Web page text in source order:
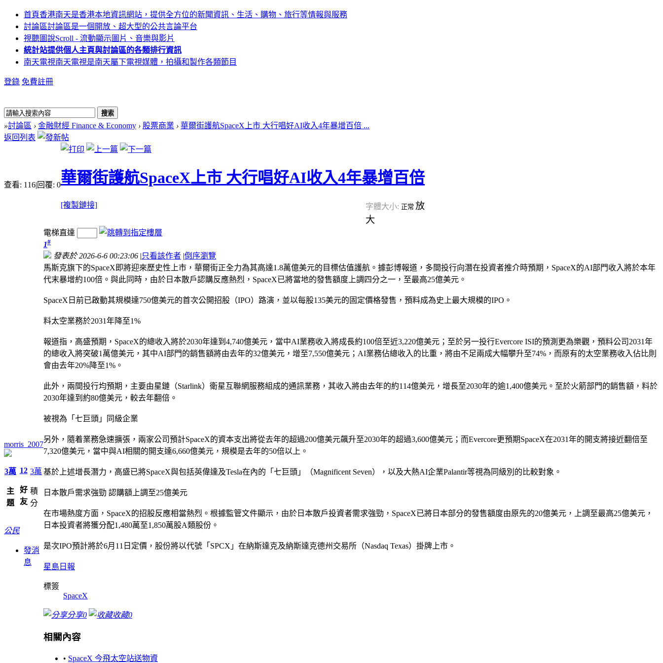
首頁香港南天是香港本地資訊網站，提供全方位的新聞資訊、生活、購物、旅行等情報與服務
討論區討論區是一個開放、超大型的公共言論平台
視聽圖說Scroll - 流動顯示圖片、音樂與影片
統計站提供個人主頁與討論區的各類排行資訊
南天電視南天電視是南天屬下電視媒體，拍攝和製作各類節目
登錄 免費註冊
搜索
»討論區 › 金融財經 Finance & Economy › 股票商業 › 華爾街護航SpaceX上市 大行唱好AI收入4年暴增百倍 ...
返回列表
查看: 116|回覆: 0華爾街護航SpaceX上市 大行唱好AI收入4年暴增百倍
[複製鏈接] 字體大小: 正常 放
大
morris_2007
3萬
主
題
12
好
友
3萬
積
分
公民
發消
息
電梯直達
1#
發表於 2026-6-6 00:23:06 |只看該作者 |倒序瀏覽
馬斯克旗下的SpaceX即將迎來歷史性上市，華爾街正全力為其高達1.8萬億美元的目標估值護航。據彭博報道，多間投行向潛在投資者推介時預期，SpaceX的AI部門收入將於本年
代末暴增約100倍。與此同時，由於日本散戶認購反應熱烈，SpaceX已將當地的發售額度上調四分之一，至最高25億美元。
SpaceX日前已啟動其規模達750億美元的首次公開招股（IPO）路演，並以每股135美元的固定價格發售，預料成為史上最大規模的IPO。
料太空業務於2031年降至1%
報道指，高盛預期，SpaceX的總收入將於2030年達到4,740億美元，當中AI業務收入將成長約100倍至近3,220億美元；至於另一投行Evercore ISI的預測更為樂觀，預料公司2031年
的總收入將突破1萬億美元，其中AI部門的銷售額將由去年的32億美元，增至7,550億美元；AI業務佔總收入的比重，將由不足兩成大幅攀升至74%，而原有的太空業務收入佔比則
會由去年20%降至1%。
此外，兩間投行均預期，主要由星鏈（Starlink）衛星互聯網服務組成的通訊業務，其收入將由去年的約114億美元，增長至2030年的逾1,400億美元。至於火箭部門的銷售額，料於
2030年達到約80億美元，較去年翻倍。
被視為「七巨頭」同級企業
另外，隨着業務急速擴張，兩家公司預計SpaceX的資本支出將從去年的超過200億美元飆升至2030年的超過3,600億美元；而Evercore更預期SpaceX在2031年的開支將接近翻倍至
7,320億美元，當中與AI相關的開支達6,660億美元，規模是去年的50倍以上。
基於上述增長潛力，高盛已將SpaceX與包括英偉達及Tesla在內的「七巨頭」（Magnificent Seven），以及大熱AI企業Palantir等視為同級別的比較對象。
日本散戶需求強勁 認購額上調至25億美元
在市場熱度方面，SpaceX的招股反應相當熱烈。根據監管文件顯示，由於日本散戶投資者需求強勁，SpaceX已將日本部分的發售額度由原先的20億美元，上調至最高25億美元，
日本投資者將獲分配1,480萬至1,850萬股A類股份。
是次IPO預計將於6月11日定價，股份將以代號「SPCX」在納斯達克及納斯達克德州交易所（Nasdaq Texas）掛牌上市。
星島日報
標簽
SpaceX
分享0 收藏0
相關內容
• SpaceX 今飛太空站送物資